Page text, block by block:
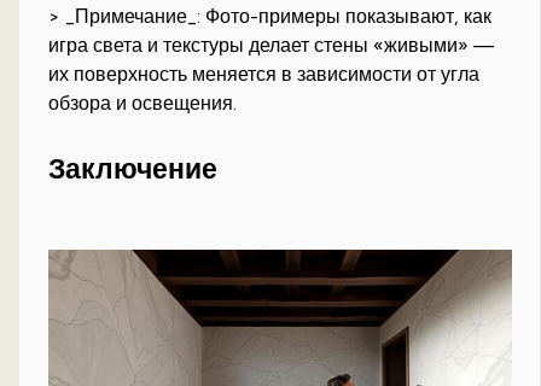
> _Примечание_: Фото-примеры показывают, как
игра света и текстуры делает стены «живыми» —
их поверхность меняется в зависимости от угла
обзора и освещения.
Заключение